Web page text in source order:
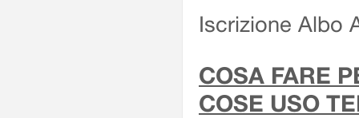
Iscrizione Albo
COSA FARE
COSE USO